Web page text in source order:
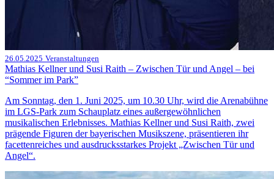
26.05.2025 Veranstaltungen
Mathias Kellner und Susi Raith – Zwischen Tür und Angel – bei
“Sommer im Park”
Am Sonntag, den 1. Juni 2025, um 10.30 Uhr, wird die Arenabühne
im LGS-Park zum Schauplatz eines außergewöhnlichen
musikalischen Erlebnisses. Mathias Kellner und Susi Raith, zwei
prägende Figuren der bayerischen Musikszene, präsentieren ihr
facettenreiches und ausdrucksstarkes Projekt „Zwischen Tür und
Angel“.